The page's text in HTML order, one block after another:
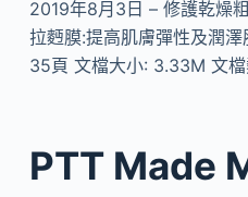
2019年8月3日 – 修護乾燥
拉麪膜:提高肌膚彈性及潤
35頁 文檔大小: 3.33M 文
PTT Made